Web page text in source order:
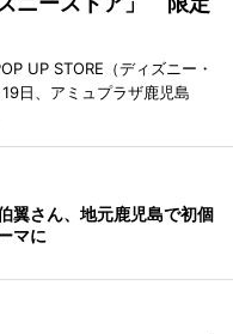
UP STORE（ディズニー・
日、アミュプラザ鹿児島
翼さん、地元鹿児島で初個
マに